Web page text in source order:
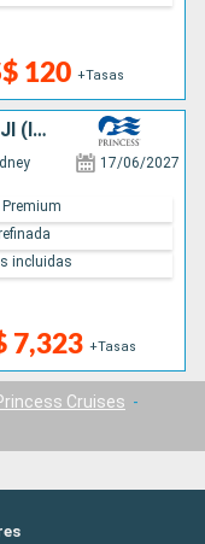
120 +Tasas
AUSTRALIA, NUEVA ZELANDA, FIDJI (ISLAS), SAMOA, FRANCIA, CANADÁ, ESTADOS UNIDOS, JAPÓN
17/06/2027
7,323 +Tasas
incluidas
Cruises